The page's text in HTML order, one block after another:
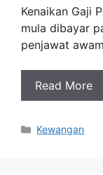
Kenaikan Gaji
mula dibayar
penjawat
Read More
Categories
Kewangan